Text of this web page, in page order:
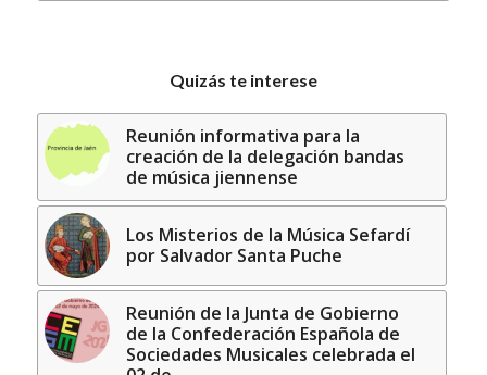
Quizás te interese
Reunión informativa para la
creación de la delegación bandas
de música jiennense
Los Misterios de la Música Sefardí
por Salvador Santa Puche
Reunión de la Junta de Gobierno
de la Confederación Española de
Sociedades Musicales celebrada el